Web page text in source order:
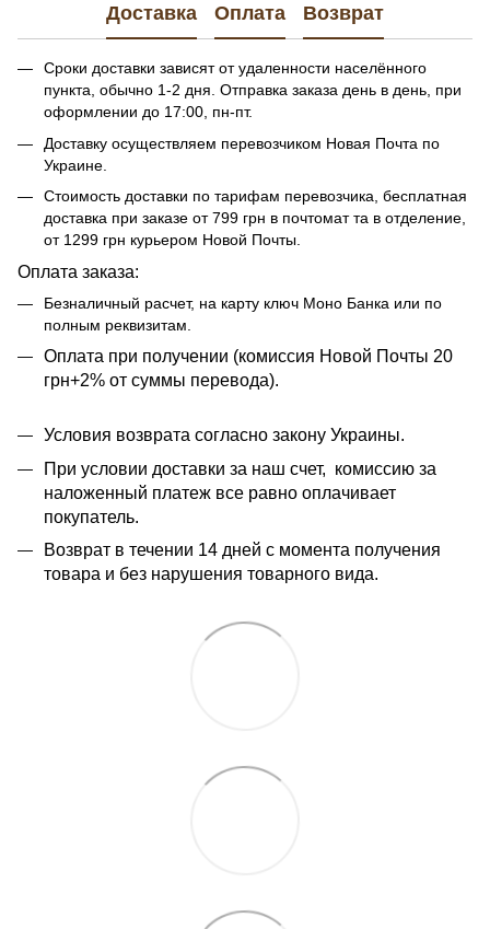
Доставка Оплата Возврат
Сроки доставки зависят от удаленности населённого
пункта, обычно 1-2 дня. Отправка заказа день в день, при
оформлении до 17:00, пн-пт.
Доставку осуществляем перевозчиком Новая Почта по
Украине.
Стоимость доставки по тарифам перевозчика, бесплатная
доставка при заказе от 799 грн в почтомат та в отделение,
от 1299 грн курьером Новой Почты.
Оплата заказа:
Безналичный расчет, на карту ключ Моно Банка или по
полным реквизитам.
​​Оплата при получении (комиссия Новой Почты 20
грн+2% от суммы перевода).
Условия возврата согласно закону Украины.
При условии доставки за наш счет, комиссию за
наложенный платеж все равно оплачивает
покупатель.
Возврат в течении 14 дней с момента получения
товара и без нарушения товарного вида.